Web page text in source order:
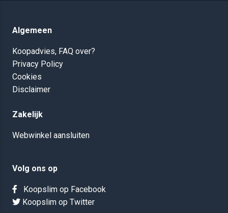
Algemeen
Koopadvies, FAQ over?
Privacy Policy
Cookies
Disclaimer
Zakelijk
Webwinkel aansluiten
Volg ons op
Koopslim op Facebook
Koopslim op Twitter